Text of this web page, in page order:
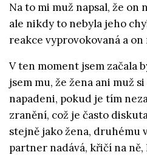
Na to mi muž napsal, že on
ale nikdy to nebyla jeho
reakce vyprovokovaná a
V ten moment jsem začala
jsem mu, že žena ani muž
napadeni, pokud je tím
zranění, což je často
stejně jako žena, druhému
partner nadává, křičí na ně,